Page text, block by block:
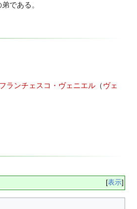
である。
フランチェスコ・ヴェニエル （ヴェ
表示